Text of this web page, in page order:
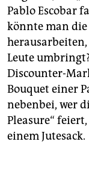
Pablo Escobar
könnte man
Leute
Discounter-
Bouquet einer
nebenbei, wer
Pleasure“
einem Jutesack.